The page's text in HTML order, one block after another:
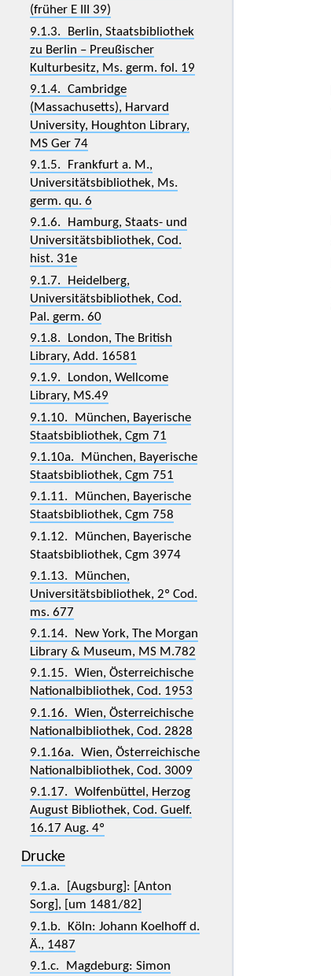
(früher E III 39)
9.1.3. Berlin, Staatsbibliothek
zu Berlin – Preußischer
Kulturbesitz, Ms. germ. fol. 19
9.1.4. Cambridge
(Massachusetts), Harvard
University, Houghton Library,
MS Ger 74
9.1.5. Frankfurt a. M.,
Universitätsbibliothek, Ms.
germ. qu. 6
9.1.6. Hamburg, Staats- und
Universitätsbibliothek, Cod.
hist. 31e
9.1.7. Heidelberg,
Universitätsbibliothek, Cod.
Pal. germ. 60
9.1.8. London, The British
Library, Add. 16581
9.1.9. London, Wellcome
Library, MS.49
9.1.10. München, Bayerische
Staatsbibliothek, Cgm 71
9.1.10a. München, Bayerische
Staatsbibliothek, Cgm 751
9.1.11. München, Bayerische
Staatsbibliothek, Cgm 758
9.1.12. München, Bayerische
Staatsbibliothek, Cgm 3974
9.1.13. München,
Universitätsbibliothek, 2º Cod.
ms. 677
9.1.14. New York, The Morgan
Library & Museum, MS M.782
9.1.15. Wien, Österreichische
Nationalbibliothek, Cod. 1953
9.1.16. Wien, Österreichische
Nationalbibliothek, Cod. 2828
9.1.16a. Wien, Österreichische
Nationalbibliothek, Cod. 3009
9.1.17. Wolfenbüttel, Herzog
August Bibliothek, Cod. Guelf.
16.17 Aug. 4º
Drucke
9.1.a. [Augsburg]: [Anton
Sorg], [um 1481/82]
9.1.b. Köln: Johann Koelhoff d.
Ä., 1487
9.1.c. Magdeburg: Simon